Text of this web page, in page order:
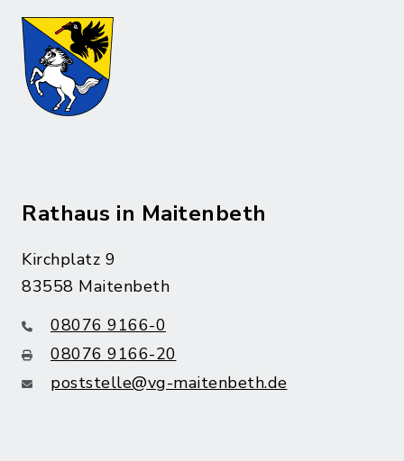
Rathaus in Maitenbeth
Kirchplatz 9
83558 Maitenbeth
08076 9166-0
08076 9166-20
poststelle@vg-maitenbeth.de